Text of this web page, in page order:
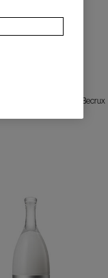
ンビエンテック) - Xtal Becrux